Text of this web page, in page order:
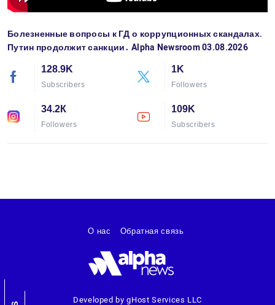
Болезненные вопросы к ГД о коррупционных скандалах.
Путин продолжит санкции․ Alpha Newsroom 03.08.2026
128.9K
Subscribers
1K
Followers
34.2К
Followers
109K
Subscribers
Developed by gHost Services LLC
О нас Обратная связь